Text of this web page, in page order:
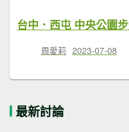
周愛莉 2023-07-08
最新討論